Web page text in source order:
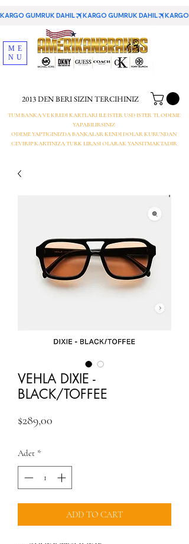
KARGO GUMRUK DAHIL
2013 DEN BERI SIZIN TERCIHINIZ
TUM BANKA VE KREDI KARTLARI ILE ISTER USD ISTER TL ODEME
YAPABILIRSINIZ
ODEME YAPTIGINIZDA BANKALAR KENDI DOLAR KURUNDAN
CEVIRIP KARTINIZA TURK LIRASI OLARAK YANSITMAKTADIR
ME
NU
VEHLA DIXIE -
BLACK/TOFFEE
$289,00
Adet *
ADD TO CART